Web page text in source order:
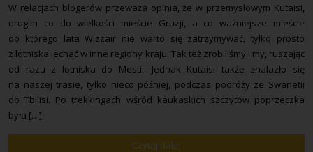
W relacjach blogerów przeważa opinia, że w przemysłowym Kutaisi,
drugim co do wielkości mieście Gruzji, a co ważniejsze mieście
do którego lata Wizzair nie warto się zatrzymywać, tylko prosto
z lotniska jechać w inne regiony kraju. Tak też zrobiliśmy i my, ruszając
od razu z lotniska do Mestii. Jednak Kutaisi także znalazło się
na naszej trasie, tylko nieco później, podczas podróży ze Swanetii
do Tbilisi. Po trekkingach wśród kaukaskich szczytów poprzeczka
była […]
Czytaj dalej